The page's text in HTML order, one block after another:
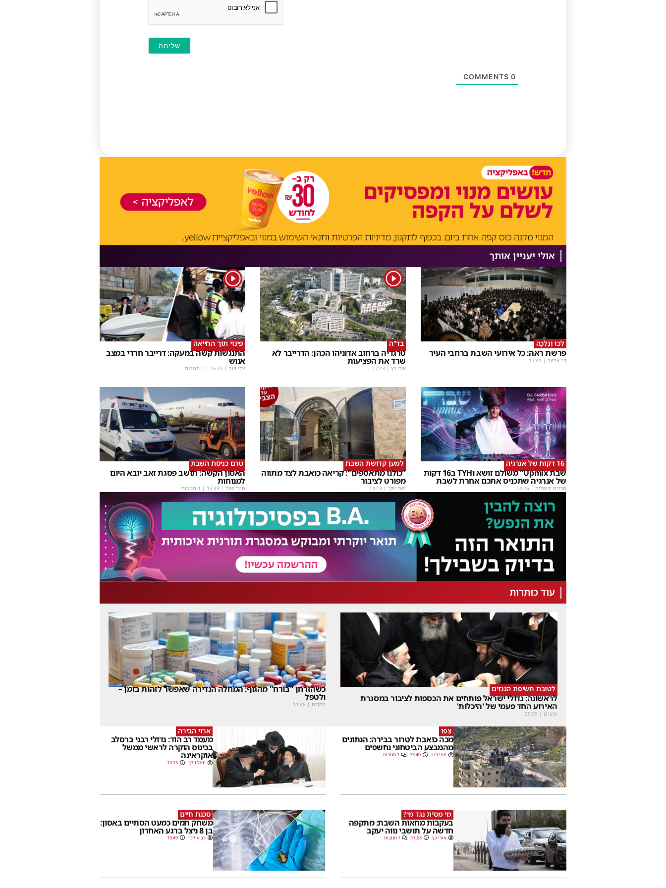
0
אולי יעניין אותך
לְכוּ וְנֵלְכָה
פרשת ראה: כל אירועי השבת ברחבי העיר
דב אייזנר |
17:41
1
בד"ה
טרגדיה ברחוב אדוניהו הכהן: הדרייבר לא
שרד את הפציעות
אורי כץ |
17:23
1
פינוי תוך החייאה
התנגשות קשה במעקה: דרייבר חרדי במצב
אנוש
יוסי וינר |
16:35 | 1 תגובות
16 דקות של אנרגיה
שבת Upmix" משולם זושא וTYH ב16 דקות
של אנרגיה שתכניס אתכם אחרת לשבת
חרדים ירושלים |
14:26
למען קדושת השבת
"כולנו מתאספים": קריאה כואבת לצד מתווה
מפורט לציבור
יואל וולך |
14:13
טרם כניסת השבת
האסון הקשה: תושב פסגת זאב יובא היום
למנוחות
חנוך פוגל |
13:49 | 1 תגובות
עוד כותרות
לטובת חשיפת הגנזים
לראשונה: גדולי ישראל פותחים את הכספות לציבור במסגרת
האירוע החד פעמי של 'היכלות'
מקודם |
20:39
כשהזרחן "בורח" מהגוף: המחלה הנדירה שאפשר לזהות בזמן –
ולטפל
מקודם |
11:48
צפו
מכה כואבת לטרור בבירה: הנתונים
מהמבצע הביטחוני נחשפים
יוסי וינר 13:40 1 תגובות
ארזי הבירה
מעמד רב הוד: גדולי רבני ברסלב
בכינוס הוקרה לראשי ממשל
אוקראינה
יואל וולך 13:15
מי מסית נגד מי?
בעקבות מחאות השבת: מתקפה
חדשה על תושבי נווה יעקב
אורי כץ 11:08 1 תגובות
סכנת חיים
משחק תמים כמעט הסתיים באסון:
בן 8 ניצל ברגע האחרון
דב אייזנר 10:49